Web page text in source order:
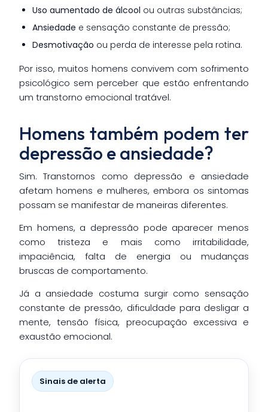
Uso aumentado de álcool ou outras substâncias;
Ansiedade e sensação constante de pressão;
Desmotivação ou perda de interesse pela rotina.
Por isso, muitos homens convivem com sofrimento
psicológico sem perceber que estão enfrentando
um transtorno emocional tratável.
Homens também podem ter
depressão e ansiedade?
Sim. Transtornos como depressão e ansiedade
afetam homens e mulheres, embora os sintomas
possam se manifestar de maneiras diferentes.
Em homens, a depressão pode aparecer menos
como tristeza e mais como irritabilidade,
impaciência, falta de energia ou mudanças
bruscas de comportamento.
Já a ansiedade costuma surgir como sensação
constante de pressão, dificuldade para desligar a
mente, tensão física, preocupação excessiva e
exaustão emocional.
Sinais de alerta